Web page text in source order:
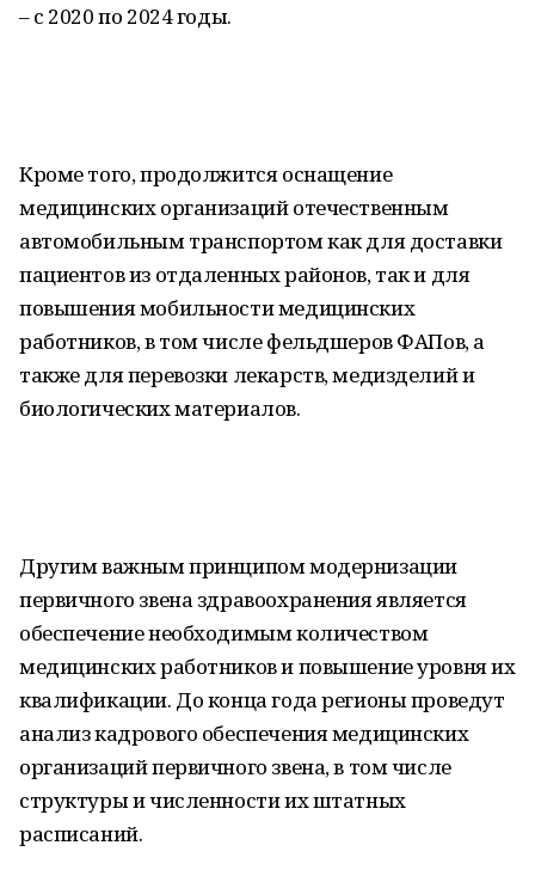
– с 2020 по 2024 годы.
Кроме того, продолжится оснащение
медицинских организаций отечественным
автомобильным транспортом как для доставки
пациентов из отдаленных районов, так и для
повышения мобильности медицинских
работников, в том числе фельдшеров ФАПов, а
также для перевозки лекарств, медизделий и
биологических материалов.
Другим важным принципом модернизации
первичного звена здравоохранения является
обеспечение необходимым количеством
медицинских работников и повышение уровня их
квалификации. До конца года регионы проведут
анализ кадрового обеспечения медицинских
организаций первичного звена, в том числе
структуры и численности их штатных
расписаний.